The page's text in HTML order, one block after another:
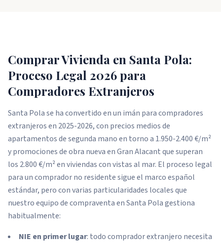
Comprar Vivienda en Santa Pola:
Proceso Legal 2026 para
Compradores Extranjeros
Santa Pola se ha convertido en un imán para compradores
extranjeros en 2025-2026, con precios medios de
apartamentos de segunda mano en torno a 1.950-2.400 €/m²
y promociones de obra nueva en Gran Alacant que superan
los 2.800 €/m² en viviendas con vistas al mar. El proceso legal
para un comprador no residente sigue el marco español
estándar, pero con varias particularidades locales que
nuestro equipo de compraventa en Santa Pola gestiona
habitualmente:
NIE en primer lugar: todo comprador extranjero necesita